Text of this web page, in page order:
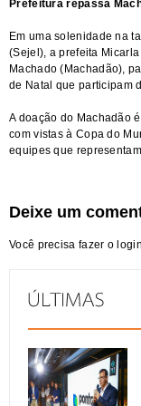
Prefeitura repassa
Em uma solenidade na
(Sejel), a prefeita
Machado (Machadão),
de Natal que participam
A doação do Machadão
com vistas à Copa do
equipes que
Deixe um
Você precisa fazer o login